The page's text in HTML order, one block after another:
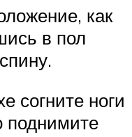
как
в пол
согните ноги
поднимите